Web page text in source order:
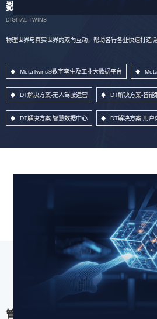
数字孪生
DIGITAL TWINS
物理世界与真实世界的双向互动，帮助各行各业快速打造“
MetaTwins®数字孪生及工业大数据平台
DT解决方案-无人驾驶运营 DT解决方案-智能
DT解决方案-智慧数据中心 DT解决方案-用户
管理信息系统